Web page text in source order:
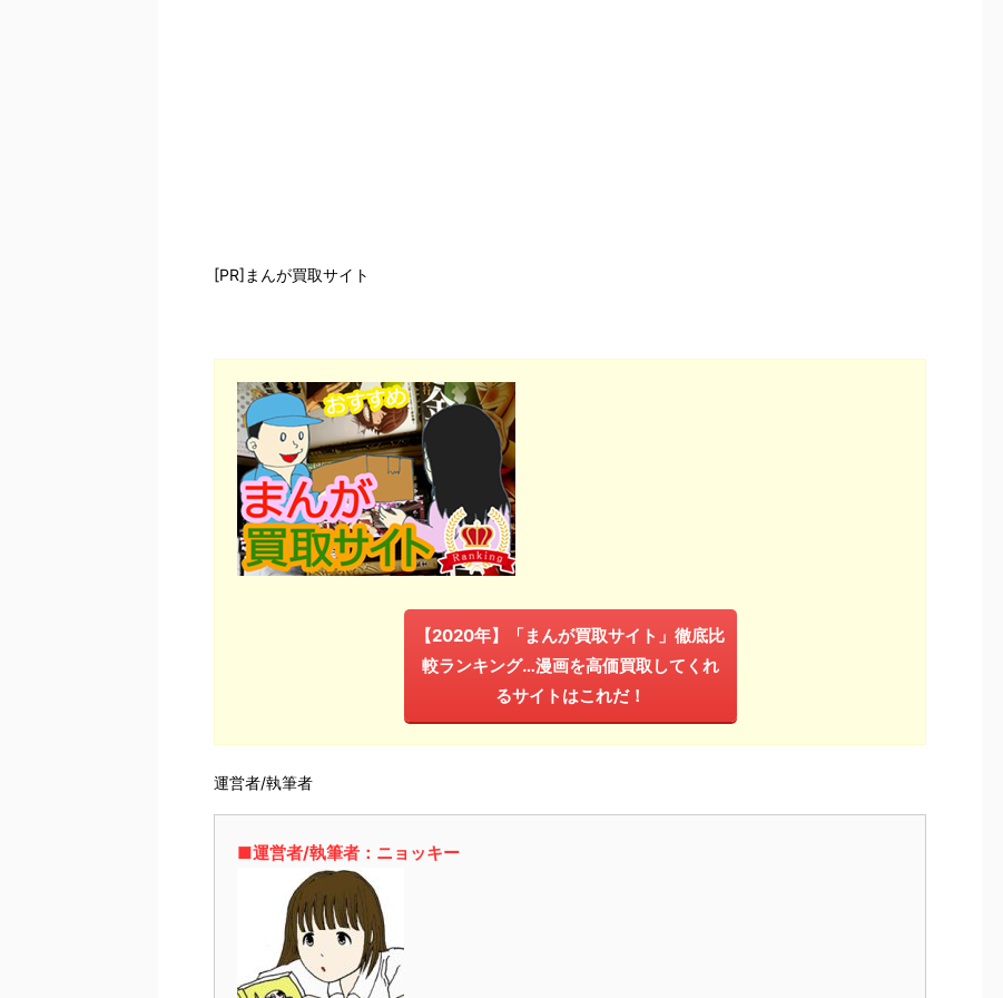
[PR]まんが買取サイト
【2020年】「まんが買取サイト」徹底比
較ランキング…漫画を高価買取してくれ
るサイトはこれだ！
運営者/執筆者
■運営者/執筆者：ニョッキー